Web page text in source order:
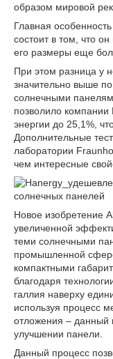
образом мировой
Главная
состоит в том, что
его размеры еще
При этом разница у
значительно выше
солнечными
позволило компании
энергии до 25,1%,
Дополнительные
лаборатории
чем интересные
Новое изобретение
увеличенной
теми солнечными
промышленной
компактными
благодаря
галлия наверху
используя процесс
отложения – данный
улучшении панели.
Данный процесс